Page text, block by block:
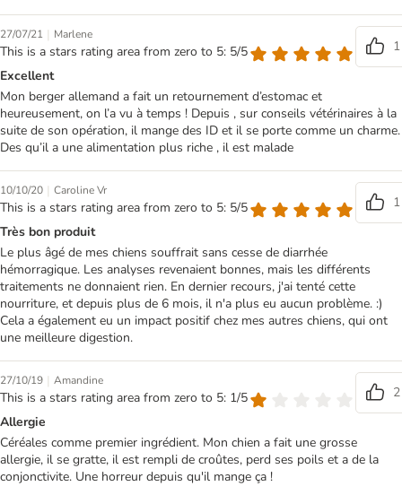
27/07/21 | Marlene
This is a stars rating area from zero to 5: 5/5
1
Excellent
Mon berger allemand a fait un retournement d’estomac et
heureusement, on l’a vu à temps ! Depuis , sur conseils vétérinaires à la
suite de son opération, il mange des ID et il se porte comme un charme.
Des qu’il a une alimentation plus riche , il est malade
10/10/20 | Caroline Vr
This is a stars rating area from zero to 5: 5/5
1
Très bon produit
Le plus âgé de mes chiens souffrait sans cesse de diarrhée
hémorragique. Les analyses revenaient bonnes, mais les différents
traitements ne donnaient rien. En dernier recours, j'ai tenté cette
nourriture, et depuis plus de 6 mois, il n'a plus eu aucun problème. :)
Cela a également eu un impact positif chez mes autres chiens, qui ont
une meilleure digestion.
27/10/19 | Amandine
This is a stars rating area from zero to 5: 1/5
2
Allergie
Céréales comme premier ingrédient. Mon chien a fait une grosse
allergie, il se gratte, il est rempli de croûtes, perd ses poils et a de la
conjonctivite. Une horreur depuis qu'il mange ça !